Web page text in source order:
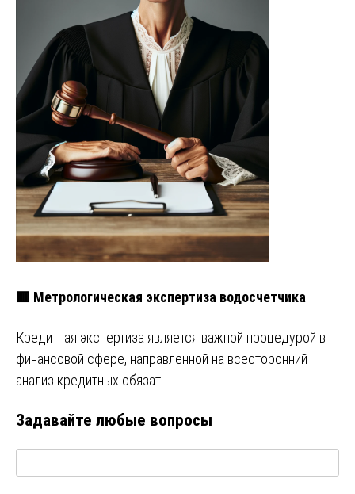
🟥 Метрологическая экспертиза водосчетчика
Кредитная экспертиза является важной процедурой в
финансовой сфере, направленной на всесторонний
анализ кредитных обязат…
Задавайте любые вопросы